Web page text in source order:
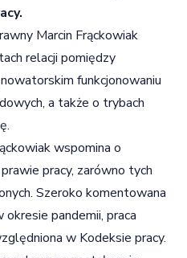
Marcin Frąckowiak
relacji pomiędzy
funkcjonowaniu
a także o trybach
wspomina o
pracy, zarówno tych
Szeroko komentowana
pandemii, praca
w Kodeksie pracy.